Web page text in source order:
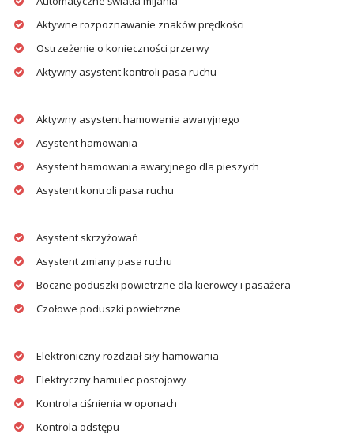
Aktywne rozpoznawanie znaków prędkości
Ostrzeżenie o konieczności przerwy
Aktywny asystent kontroli pasa ruchu
Aktywny asystent hamowania awaryjnego
Asystent hamowania
Asystent hamowania awaryjnego dla pieszych
Asystent kontroli pasa ruchu
Asystent skrzyżowań
Asystent zmiany pasa ruchu
Boczne poduszki powietrzne dla kierowcy i pasażera
Czołowe poduszki powietrzne
Elektroniczny rozdział siły hamowania
Elektryczny hamulec postojowy
Kontrola ciśnienia w oponach
Kontrola odstępu